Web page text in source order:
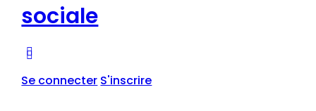
Se connecter S'inscrire